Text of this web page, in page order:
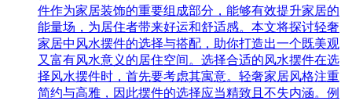
件作为家居装饰的重要组成部分，能够有效提升家居的
能量场，为居住者带来好运和舒适感。本文将探讨轻奢
家居中风水摆件的选择与搭配，助你打造出一个既美观
又富有风水意义的居住空间。选择合适的风水摆件在选
择风水摆件时，首先要考虑其寓意。轻奢家居风格注重
简约与高雅，因此摆件的选择应当精致且不失内涵。例